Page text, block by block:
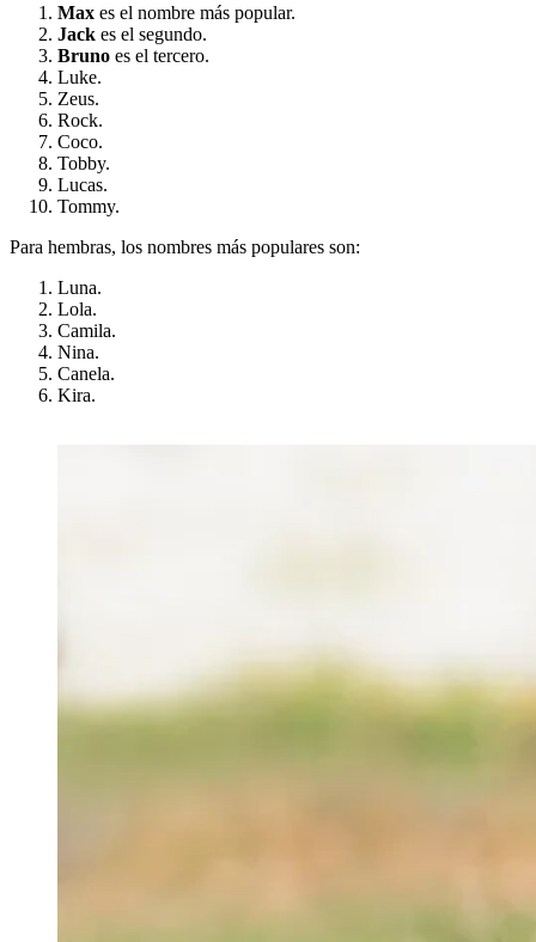
Max es el nombre más popular.
Jack es el segundo.
Bruno es el tercero.
Luke.
Zeus.
Rock.
Coco.
Tobby.
Lucas.
Tommy.
Para hembras, los nombres más populares son:
Luna.
Lola.
Camila.
Nina.
Canela.
Kira.